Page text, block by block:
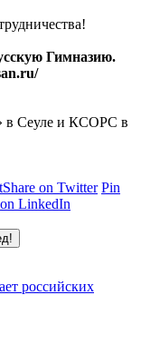
Гимназию.
в Сеуле и КСОРС в
Share on Twitter Pin
LinkedIn
российских